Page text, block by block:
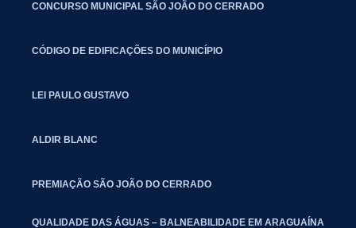
CONCURSO MUNICIPAL SÃO JOÃO DO CERRADO
CÓDIGO DE EDIFICAÇÕES DO MUNICÍPIO
LEI PAULO GUSTAVO
ALDIR BLANC
PREMIAÇÃO SÃO JOÃO DO CERRADO
QUALIDADE DAS ÁGUAS – BALNEABILIDADE EM ARAGUAÍNA